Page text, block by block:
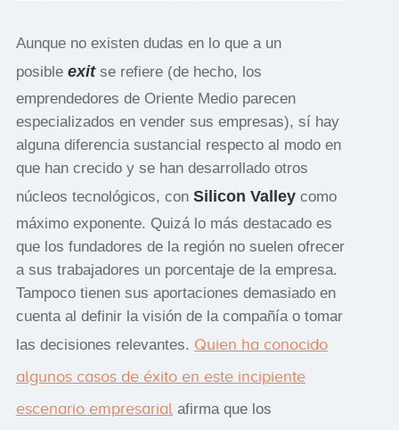
Aunque no existen dudas en lo que a un
posible exit se refiere (de hecho, los
emprendedores de Oriente Medio parecen
especializados en vender sus empresas), sí hay
alguna diferencia sustancial respecto al modo en
que han crecido y se han desarrollado otros
núcleos tecnológicos, con Silicon Valleycomo
máximo exponente. Quizá lo más destacado es
que los fundadores de la región no suelen ofrecer
a sus trabajadores un porcentaje de la empresa.
Tampoco tienen sus aportaciones demasiado en
cuenta al definir la visión de la compañía o tomar
las decisiones relevantes. Quien ha conocido
algunos casos de éxito en este incipiente
escenario empresarialafirma que los